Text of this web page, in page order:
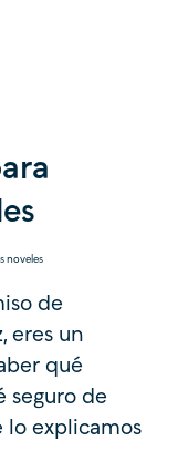
noveles
de
eres un
qué
seguro de
lo explicamos